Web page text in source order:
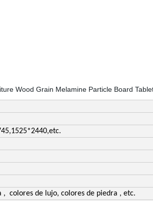
colores de lujo, colores de piedra , etc.